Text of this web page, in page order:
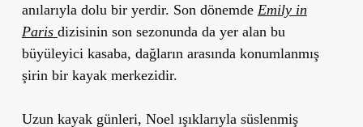
anılarıyla dolu bir yerdir. Son dönemde Emily in
Paris dizisinin son sezonunda da yer alan bu
büyüleyici kasaba, dağların arasında konumlanmış
şirin bir kayak merkezidir.
Uzun kayak günleri, Noel ışıklarıyla süslenmiş